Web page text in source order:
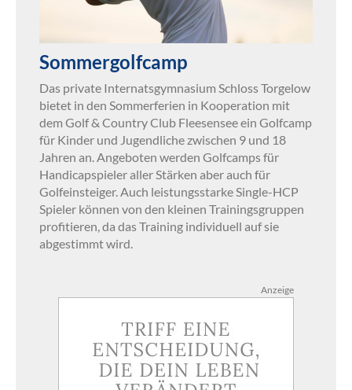
Sommergolfcamp
Das private Internatsgymnasium Schloss Torgelow
bietet in den Sommerferien in Kooperation mit
dem Golf & Country Club Fleesensee ein Golfcamp
für Kinder und Jugendliche zwischen 9 und 18
Jahren an. Angeboten werden Golfcamps für
Handicapspieler aller Stärken aber auch für
Golfeinsteiger. Auch leistungsstarke Single-HCP
Spieler können von den kleinen Trainingsgruppen
profitieren, da das Training individuell auf sie
abgestimmt wird.
Anzeige